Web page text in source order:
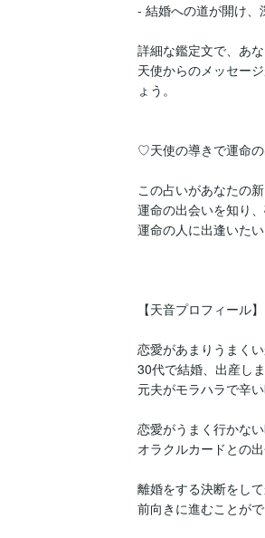
- 結婚への道が開け、
詳細な鑑定文で、あ
天使からのメッセー
ょう。
♡天使の導きで運命
この占いがあなたの
運命の出会いを知り
運命の人に出逢いた
【天音プロフィール】
恋愛があまりうまく
30代で結婚、出産しま
元夫がモラハラで辛
恋愛がうまく行かな
オラクルカードとの
離婚をする決断をし
前向きに進むことがで